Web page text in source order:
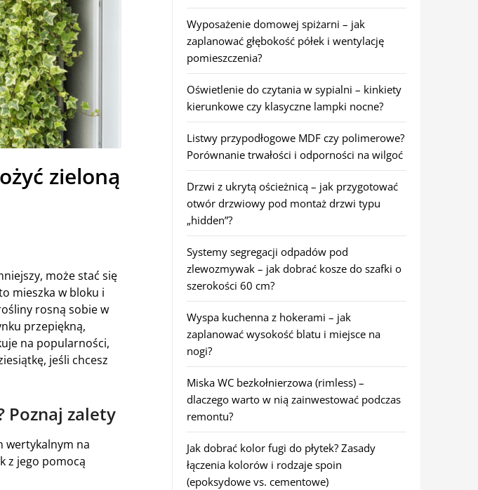
zieloną
może stać się
mieszka w bloku i
rosną sobie w
przepiękną,
na popularności,
jeśli chcesz
Poznaj zalety
wertykalnym na
z jego pomocą
Wyposażenie domowej spiżarni – jak
zaplanować głębokość półek i wentylację
pomieszczenia?
Oświetlenie do czytania w sypialni – kinkiety
kierunkowe czy klasyczne lampki nocne?
Listwy przypodłogowe MDF czy polimerowe?
Porównanie trwałości i odporności na wilgoć
Drzwi z ukrytą ościeżnicą – jak przygotować
otwór drzwiowy pod montaż drzwi typu
„hidden”?
Systemy segregacji odpadów pod
zlewozmywak – jak dobrać kosze do szafki o
szerokości 60 cm?
Wyspa kuchenna z hokerami – jak
zaplanować wysokość blatu i miejsce na
nogi?
Miska WC bezkołnierzowa (rimless) –
dlaczego warto w nią zainwestować podczas
remontu?
Jak dobrać kolor fugi do płytek? Zasady
łączenia kolorów i rodzaje spoin
(epoksydowe vs. cementowe)